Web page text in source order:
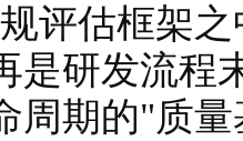
评估框架
是研发流程
周期的"质